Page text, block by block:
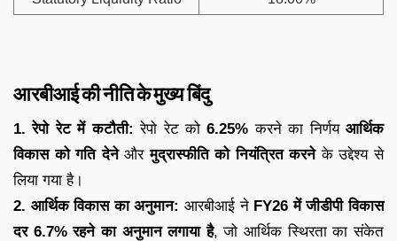
आरबीआई की नीति के मुख्य बिंदु
1. रेपो रेट में कटौती: रेपो रेट को6.25% करने का निर्णयआर्थिक
विकास को गति देनेऔरमुद्रास्फीति को नियंत्रित करनेके उद्देश्य से
लिया गया है।
2. आर्थिक विकास का अनुमान: आरबीआई ने FY26 में जीडीपी विकास
दर 6.7% रहने का अनुमान लगाया है, जो आर्थिक स्थिरता का संकेत